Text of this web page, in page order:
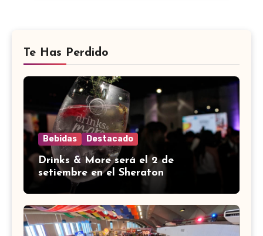
Te Has Perdido
Bebidas Destacado
Drinks & More será el 2 de
setiembre en el Sheraton